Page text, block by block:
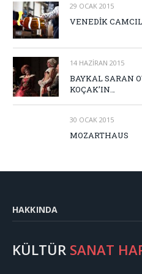
29 OCAK 2015
VENEDİK
14 HAZIRAN 2015
BAYKAL SARAN
KOÇAK’IN…
30 OCAK 2015
MOZARTHAUS
HAKKINDA
KÜLTÜR SANAT